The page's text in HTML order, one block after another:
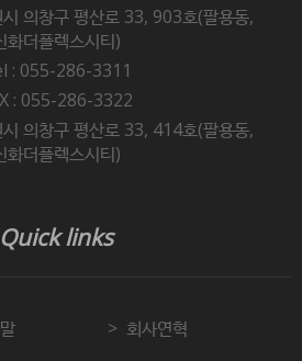
의창구 평산로 33, 903호(팔용동,
화더플렉스시티)
: 055-286-3311
: 055-286-3322
의창구 평산로 33, 414호(팔용동,
화더플렉스시티)
Quick links
회사연혁